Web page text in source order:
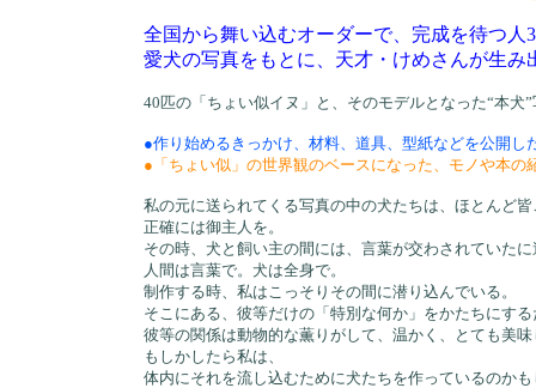
全国から舞い込むオーダーで、完成を待つ人
愛犬の写真をもとに、天才・けめさんが生み
40匹の「ちょい似イヌ」と、そのモデルとなった“本犬
●作り始めるきっかけ、材料、道具、型紙などを公開し
●「ちょい似」の世界観のベースになった、モノや本の
私の元に送られてくる写真の中の犬たちは、ほとんど
正確には御主人を。
その時、犬と飼い主の間には、言葉が交わされていた
人間は言葉で。犬は全身で。
制作する時、私はこっそりその間に潜り込んでいる。
そこにある、彼等だけの「特別な何か」をかたちにす
彼等の関係は動物的な薫りがして、温かく、とても美味
もしかしたら私は、
体内にそれを流し込むために犬たちを作っているのか